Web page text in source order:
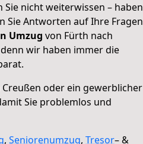
nicht weiterwissen – haben
Sie Antworten auf Ihre Fragen
Umzug von Fürth nach
wir haben immer die
oder ein gewerblicher
Sie problemlos und
, Seniorenumzug, Tresor– &